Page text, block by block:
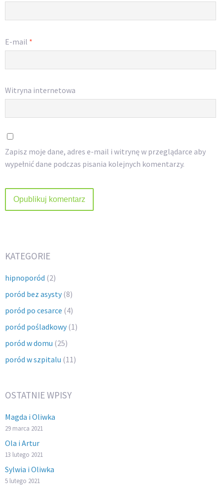
E-mail *
Witryna internetowa
Zapisz moje dane, adres e-mail i witrynę w przeglądarce aby
wypełnić dane podczas pisania kolejnych komentarzy.
KATEGORIE
hipnoporód (2)
poród bez asysty(8)
poród po cesarce (4)
poród pośladkowy(1)
poród w domu (25)
poród w szpitalu (11)
OSTATNIE WPISY
Magda i Oliwka
29 marca 2021
Ola i Artur
13 lutego 2021
Sylwia i Oliwka
5 lutego 2021